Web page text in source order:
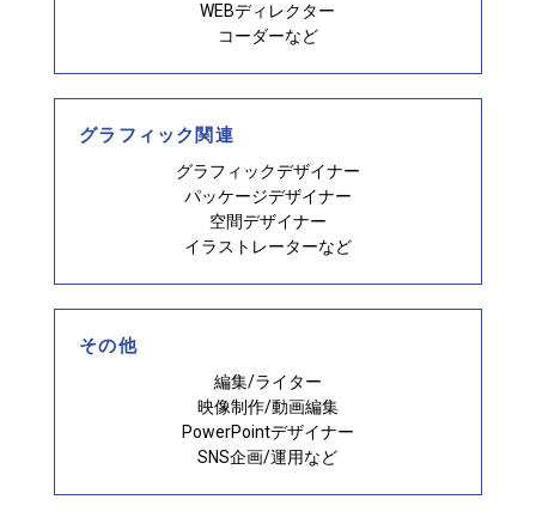
WEBディレクター
コーダーなど
グラフィック関連
グラフィックデザイナー
パッケージデザイナー
空間デザイナー
イラストレーターなど
その他
編集/ライター
映像制作/動画編集
PowerPointデザイナー
SNS企画/運用など